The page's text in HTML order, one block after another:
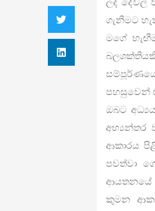
ලද දේවල්
ගැනීමට
මගේ
පහසුවෙන්
ඔබට
අභ්‍යන්තර
ආකාරය
පවත්වා
ආයතනයේ
කුමන